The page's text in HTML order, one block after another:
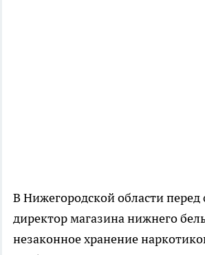
В Нижегородской области перед
директор магазина нижнего
незаконное хранение